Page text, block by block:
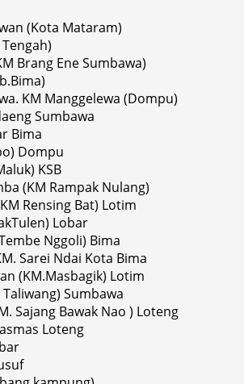
(Kota Mataram)
Brang Ene Sumbawa)
KM Manggelewa (Dompu)
Sumbawa
Bima
Dompu
KSB
(KM Rampak Nulang)
Rensing Bat) Lotim
Lobar
Nggoli) Bima
Sarei Ndai Kota Bima
(KM.Masbagik) Lotim
Sumbawa
Sajang Bawak Nao ) Loteng
Loteng